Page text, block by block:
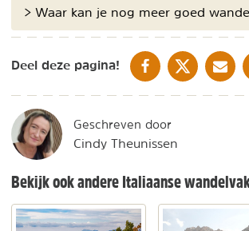
> Waar kan je nog meer goed
Deel deze pagina! DELEN OP FACEBOOK
DELEN OP X
Geschreven door
Cindy Theunissen
Bekijk ook andere Italiaanse